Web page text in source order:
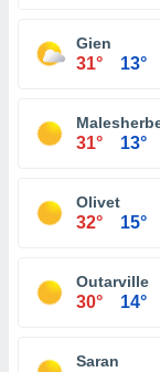
Gien
31° 13°
31° 13°
Olivet
32° 15°
Outarville
30° 14°
Saran